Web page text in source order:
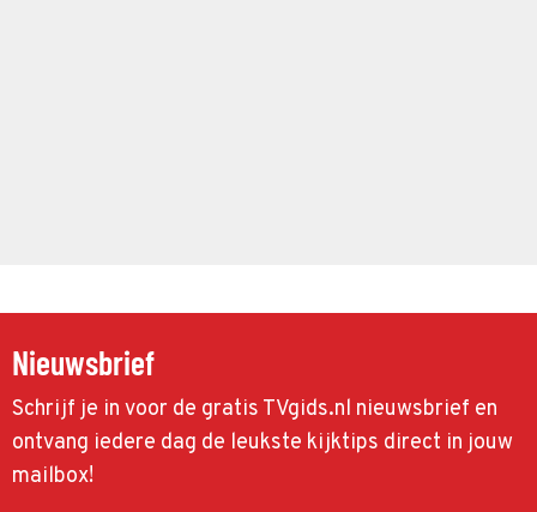
Nieuwsbrief
Schrijf je in voor de gratis TVgids.nl nieuwsbrief en
ontvang iedere dag de leukste kijktips direct in jouw
mailbox!